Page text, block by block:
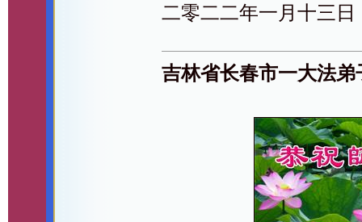
二零二二年一月十三日
吉林省长春市一大法